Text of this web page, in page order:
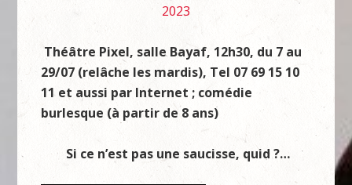
2023
Théâtre Pixel, salle Bayaf, 12h30, du 7 au
29/07 (relâche les mardis), Tel 07 69 15 10
11 et aussi par Internet ; comédie
burlesque (à partir de 8 ans)
Si ce n’est pas une saucisse, quid ?…